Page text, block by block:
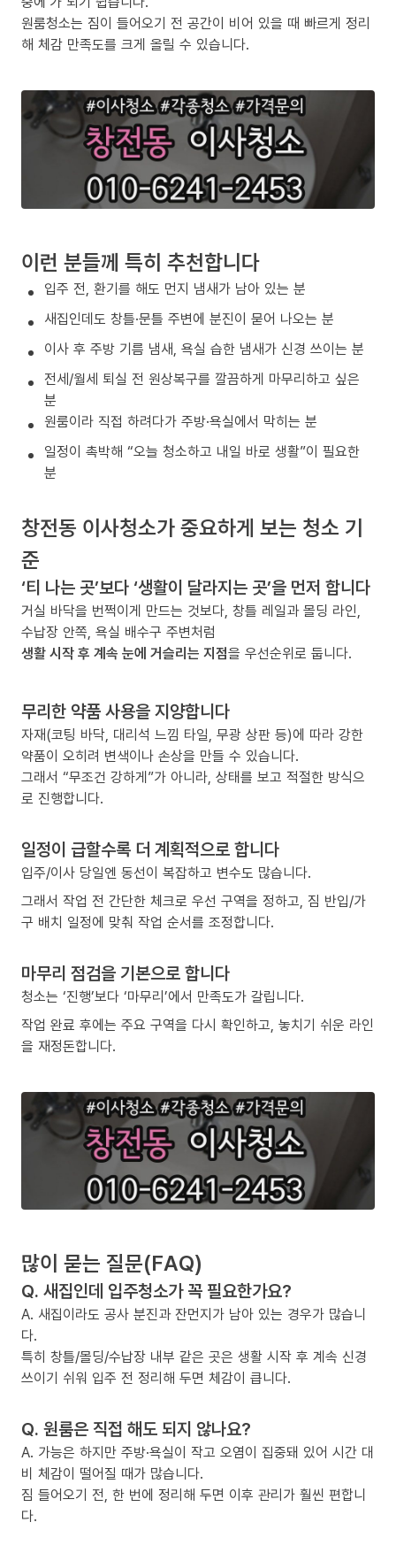
원룸청소는 짐이 들어오기 전 공간이 비어 있을 때 빠르게 정리
해 체감 만족도를 크게 올릴 수 있습니다.
이런 분들께 특히 추천합니다
입주 전, 환기를 해도 먼지 냄새가 남아 있는 분
새집인데도 창틀·문틀 주변에 분진이 묻어 나오는 분
이사 후 주방 기름 냄새, 욕실 습한 냄새가 신경 쓰이는 분
전세/월세 퇴실 전 원상복구를 깔끔하게 마무리하고 싶은
분
원룸이라 직접 하려다가 주방·욕실에서 막히는 분
일정이 촉박해 “오늘 청소하고 내일 바로 생활”이 필요한
분
창전동 이사청소가 중요하게 보는 청소 기
준
‘티 나는 곳’보다 ‘생활이 달라지는 곳’을 먼저 합니다
거실 바닥을 번쩍이게 만드는 것보다, 창틀 레일과 몰딩 라인,
수납장 안쪽, 욕실 배수구 주변처럼
생활 시작 후 계속 눈에 거슬리는 지점을 우선순위로 둡니다.
무리한 약품 사용을 지양합니다
자재(코팅 바닥, 대리석 느낌 타일, 무광 상판 등)에 따라 강한
약품이 오히려 변색이나 손상을 만들 수 있습니다.
그래서 “무조건 강하게”가 아니라, 상태를 보고 적절한 방식으
로 진행합니다.
일정이 급할수록 더 계획적으로 합니다
입주/이사 당일엔 동선이 복잡하고 변수도 많습니다.
그래서 작업 전 간단한 체크로 우선 구역을 정하고, 짐 반입/가
구 배치 일정에 맞춰 작업 순서를 조정합니다.
마무리 점검을 기본으로 합니다
청소는 ‘진행’보다 ‘마무리’에서 만족도가 갈립니다.
작업 완료 후에는 주요 구역을 다시 확인하고, 놓치기 쉬운 라인
을 재정돈합니다.
많이 묻는 질문(FAQ)
Q. 새집인데 입주청소가 꼭 필요한가요?
A. 새집이라도 공사 분진과 잔먼지가 남아 있는 경우가 많습니
다.
특히 창틀/몰딩/수납장 내부 같은 곳은 생활 시작 후 계속 신경
쓰이기 쉬워 입주 전 정리해 두면 체감이 큽니다.
Q. 원룸은 직접 해도 되지 않나요?
A. 가능은 하지만 주방·욕실이 작고 오염이 집중돼 있어 시간 대
비 체감이 떨어질 때가 많습니다.
짐 들어오기 전, 한 번에 정리해 두면 이후 관리가 훨씬 편합니
다.